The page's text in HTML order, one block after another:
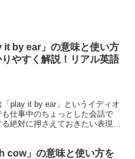
it by ear」の意味と使い方
りやすく解説！リアル英語
play it by ear」というイディオ
仕事中のちょっとした会話で
絶対に押さえておきたい表現で
cow」の意味と使い方を